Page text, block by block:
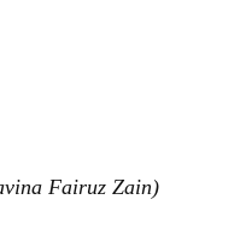
Fairuz Zain)